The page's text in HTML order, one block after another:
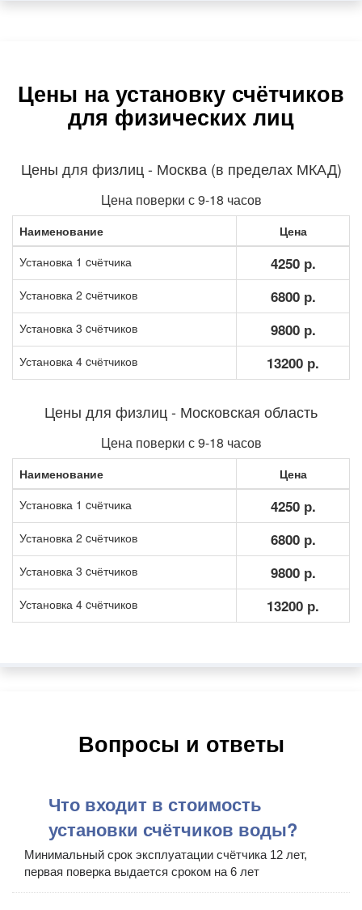
Цены на установку счётчиков
для физических лиц
Цены для физлиц - Москва (в пределах МКАД)
Цена поверки с 9-18 часов
Наименование
Цена
Установка 1 cчётчика
4250 р.
Установка 2 cчётчиков 6800 р.
Установка 3 cчётчиков 9800 р.
Установка 4 cчётчиков 13200 р.
Цены для физлиц - Московская область
Цена поверки с 9-18 часов
Наименование
Цена
Установка 1 cчётчика
4250 р.
Установка 2 cчётчиков 6800 р.
Установка 3 cчётчиков 9800 р.
Установка 4 cчётчиков 13200 р.
Вопросы и ответы
Что входит в стоимость
установки счётчиков воды?
Минимальный срок эксплуатации счётчика 12 лет,
первая поверка выдается сроком на 6 лет